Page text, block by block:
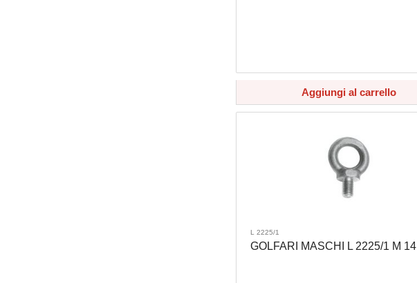
Aggiungi al carrello
L 2225/1
GOLFARI MASCHI L 2225/1 M 14